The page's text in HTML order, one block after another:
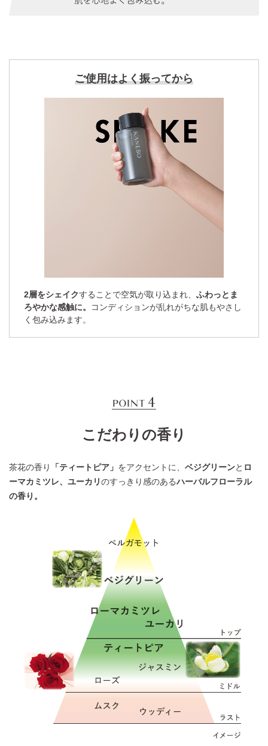
ご使用はよく振ってから
2層をシェイクすることで空気が取り込まれ、 ふわっとま
ろやかな感触に。
コンディションが乱れがちな肌もやさし
く包み込みます。
こだわりの香り
茶花の香り 「ティートピア」 をアクセントに、 ベジグリーンと ロ
ーマカミツレ、ユーカリのすっきり感のあるハーバルフローラル
の香り。